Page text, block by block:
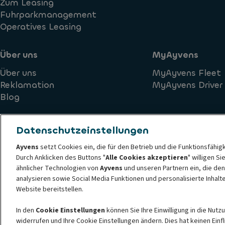
Zum Leasing
Fuhrparkmanagement
Operatives Leasing
Über uns
Über uns
Reklamation
Blog
MyAyvens
MyAyvens Fleet
MyAyvens Driver
Ethik- und Verhaltensprinzipien der Ayvens Cookie-Richtlinie
Datenschutzerklärung der Ayvens
Societe Generale
© 2026 ALD Automotive I LeasePlan stellt Ayvens Group vor, seine
ist ein führender globaler Akteur für nachhaltige Mobilität, der Full-
Unternehmen, KMUs, Fachleuten und Privatpersonen anbietet. Mit der
Datenschutzeinstellungen
Ayvens setzt Cookies ein, die für den Betrieb und die
Durch Anklicken des Buttons "Alle Cookies akzeptieren" willigen
ähnlicher Technologien von Ayvens und unseren Partnern ein, die
analysieren sowie Social Media Funktionen und personalisierte
Website bereitstellen.
In den Cookie Einstellungen können Sie Ihre Einwilligung in die
widerrufen und Ihre Cookie Einstellungen ändern. Dies hat keinen